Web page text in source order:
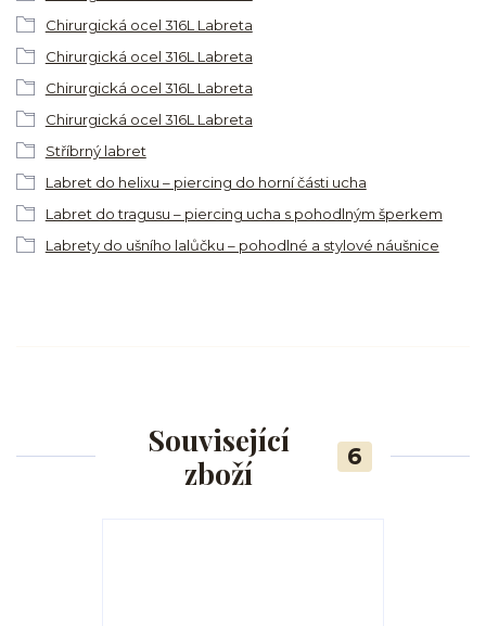
Chirurgická ocel 316L Labreta
Chirurgická ocel 316L Labreta
Chirurgická ocel 316L Labreta
Chirurgická ocel 316L Labreta
Stříbrný labret
Labret do helixu – piercing do horní části ucha
Labret do tragusu – piercing ucha s pohodlným šperkem
Labrety do ušního lalůčku – pohodlné a stylové náušnice
Související
zboží
6